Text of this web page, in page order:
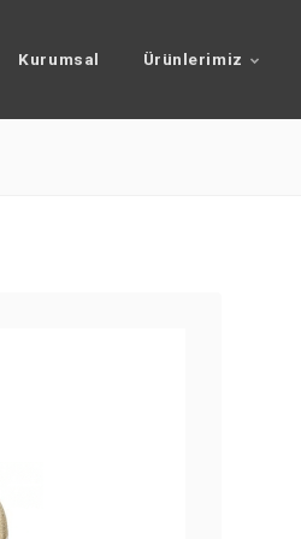
Kurumsal Ürünlerimiz